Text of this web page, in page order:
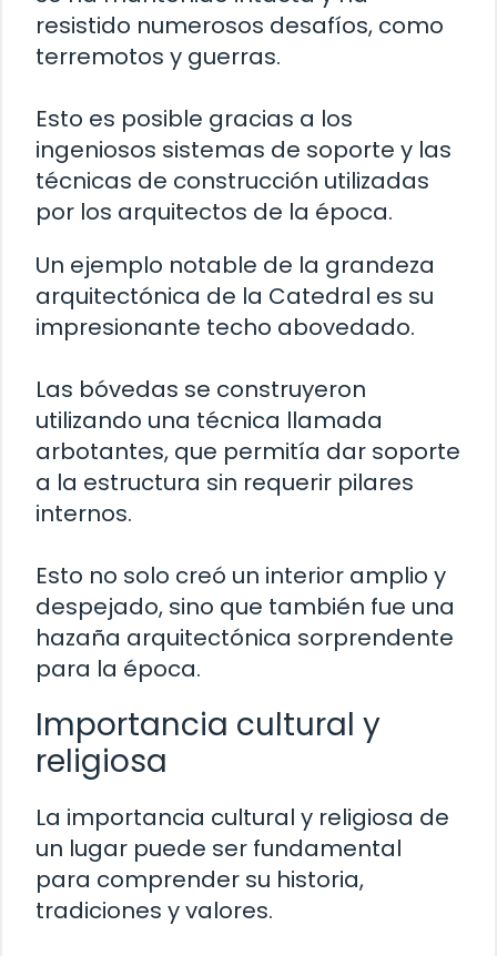
resistido numerosos desafíos, como
terremotos y guerras.
Esto es posible gracias a los
ingeniosos sistemas de soporte y las
técnicas de construcción utilizadas
por los arquitectos de la época.
Un ejemplo notable de la grandeza
arquitectónica de la Catedral es su
impresionante techo abovedado.
Las bóvedas se construyeron
utilizando una técnica llamada
arbotantes, que permitía dar soporte
a la estructura sin requerir pilares
internos.
Esto no solo creó un interior amplio y
despejado, sino que también fue una
hazaña arquitectónica sorprendente
para la época.
Importancia cultural y
religiosa
La importancia cultural y religiosa de
un lugar puede ser fundamental
para comprender su historia,
tradiciones y valores.